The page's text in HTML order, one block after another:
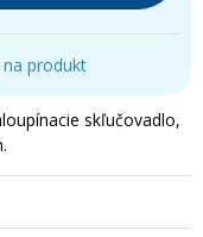
produkt
skľučovadlo,